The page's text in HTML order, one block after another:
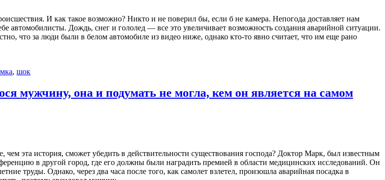
И как такое возможно? Никто и не поверил бы, если б не камера. Непогода доставляет нам
автомобилисты. Дождь, снег и гололед — все это увеличивает возможность создания аварийной ситуации.
что за люди были в белом автомобиле из видео ниже, однако кто-то явно считает, что им еще рано
, шок
мужчину, она и подумать не могла, кем он является на самом
эта история, сможет убедить в действительности существования господа? Доктор Марк, был известным
в другой город, где его должны были наградить премией в области медицинских исследований. Он
труды. Однако, через два часа после того, как самолет взлетел, произошла аварийная посадка в